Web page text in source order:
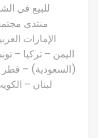
للبيع في
منتدى
الإمارات
اليمن – تركيا –
(السعودية) –
لبنان –